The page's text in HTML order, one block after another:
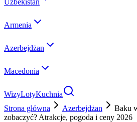
Uzbekistan
Armenia
Azerbejdżan
Macedonia
WizyLotyKuchnia
Strona główna
Azerbejdżan
Baku
zobaczyć? Atrakcje, pogoda i ceny 2026